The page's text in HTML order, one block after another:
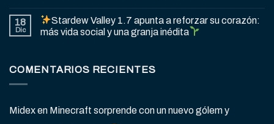
18
Dic
Stardew Valley 1.7 apunta a reforzar su corazón:
más vida social y una granja inédita
COMENTARIOS RECIENTES
Midexen Minecraft sorprende con un nuevo gólem y